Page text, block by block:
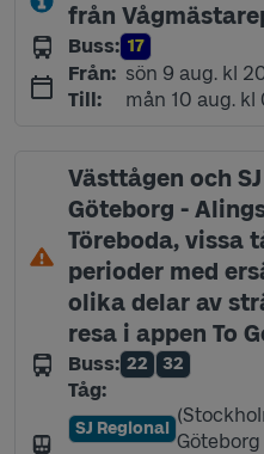
från
Buss: Linje
17
Från: söndag 9
sön 9 aug. kl
Till: måndag 10
mån 10 aug. kl
Västtågen och
Göteborg -
Töreboda, vissa
perioder med
olika delar av
resa i appen To
Buss: Linje
22 Linje
32
Tåg:
Linje
SJ Regional
Göteborg